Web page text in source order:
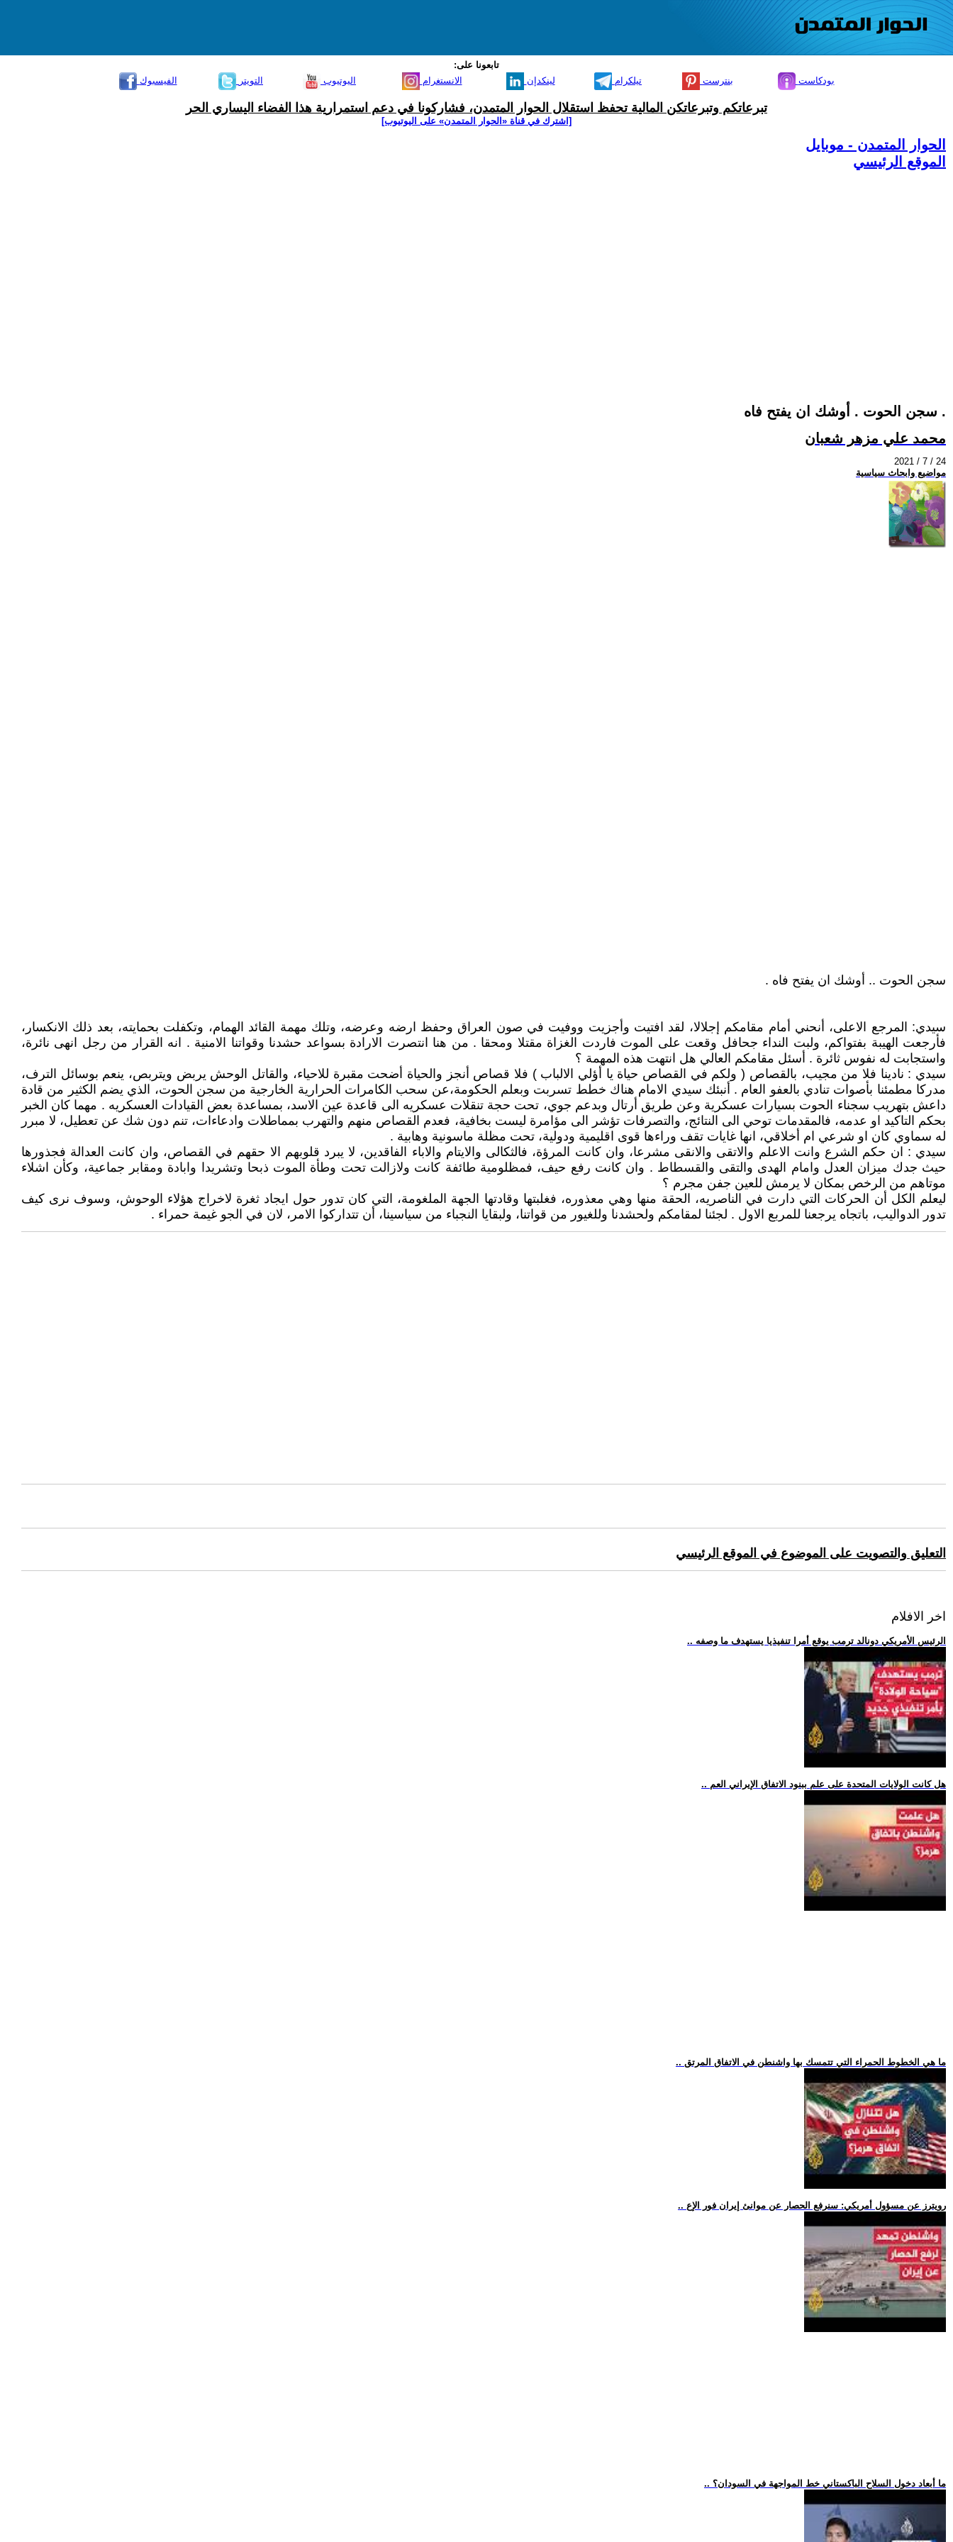
تابعونا على:
الفيسبوك
التويتر اليوتيوب الانستغرام لينكدإن تيلكرام بنترست بودكاست
تبرعاتكم وتبرعاتكن المالية تحفظ استقلال الحوار المتمدن، فشاركونا في دعم استمرارية هذا الفضاء اليساري الحر
[اشترك في قناة ‫«الحوار المتمدن» على اليوتيوب]
الحوار المتمدن - موبايل
الموقع الرئيسي
سجن الحوت . أوشك ان يفتح فاه .
محمد علي مزهر شعبان
2021 / 7 / 24
مواضيع وابحاث سياسية
سجن الحوت .. أوشك ان يفتح فاه .
سيدي: المرجع الاعلى، أنحني أمام مقامكم إجلالا، لقد افتيت وأجزيت ووفيت في صون العراق وحفظ ارضه وعرضه، وتلك مهمة القائد الهمام، وتكفلت بحمايته، بعد ذلك الانكسار،
فأرجعت الهيبة بفتواكم، ولبت النداء جحافل وقعت على الموت فاردت الغزاة مقتلا ومحقا . من هنا انتصرت الارادة بسواعد حشدنا وقواتنا الامنية . انه القرار من رجل انهى نائرة،
واستجابت له نفوس ثائرة . أسئل مقامكم العالي هل انتهت هذه المهمة ؟
سيدي : نادينا فلا من مجيب، بالقصاص ( ولكم في القصاص حياة يا أؤلي الالباب ) فلا قصاص أنجز والحياة أضحت مقبرة للاحياء، والقاتل الوحش يربض ويتربص، ينعم بوسائل الترف،
مدركا مطمئنا بأصوات تنادي بالعفو العام . أنبئك سيدي الامام هناك خطط تسربت وبعلم الحكومة،عن سحب الكامرات الحرارية الخارجية من سجن الحوت، الذي يضم الكثير من قادة
داعش بتهريب سجناء الحوت بسيارات عسكرية وعن طريق أرتال وبدعم جوي، تحت حجة تنقلات عسكريه الى قاعدة عين الاسد، بمساعدة بعض القيادات العسكريه . مهما كان الخبر
بحكم التاكيد او عدمه، فالمقدمات توحي الى النتائج، والتصرفات تؤشر الى مؤامرة ليست بخافية، فعدم القصاص منهم والتهرب بمماطلات وادعاءات، تنم دون شك عن تعطيل، لا مبرر
له سماوي كان او شرعي ام أخلاقي، انها غايات تقف وراءها قوى اقليمية ودولية، تحت مظلة ماسونية وهابية .
‏سيدي : ان حكم الشرع وانت الاعلم والاتقى والانقى مشرعا، وان كانت المرؤة، فالثكالى والايتام والاباء الفاقدين، لا يبرد قلوبهم الا حقهم في القصاص، وان كانت العدالة فجذورها
حيث جدك ميزان العدل وامام الهدى والتقى والقسطاط . وان كانت رفع حيف، فمظلومية طائفة كانت ولازالت تحت وطأة الموت ذبحا وتشريدا وابادة ومقابر جماعية، وكأن اشلاء
موتاهم من الرخص بمكان لا يرمش للعين جفن مجرم ؟
ليعلم الكل أن الحركات التي دارت في الناصريه، الحقة منها وهي معذوره، فغلبتها وقادتها الجهة الملغومة، التي كان تدور حول ايجاد ثغرة لاخراج هؤلاء الوحوش، وسوف نرى كيف
تدور الدواليب، باتجاه يرجعنا للمربع الاول . لجئنا لمقامكم ولحشدنا وللغيور من قواتنا، ولبقايا النجباء من سياسينا، أن تتداركوا الامر، لان في الجو غيمة حمراء .
التعليق والتصويت على الموضوع في الموقع الرئيسي
اخر الافلام
.. الرئيس الأمريكي دونالد ترمب يوقع أمرا تنفيذيا يستهدف ما وصفه
.. هل كانت الولايات المتحدة على علم ببنود الاتفاق الإيراني العم
.. ما هي الخطوط الحمراء التي تتمسك بها واشنطن في الاتفاق المرتق
.. رويترز عن مسؤول أمريكي: سنرفع الحصار عن موانئ إيران فور الإع
.. ما أبعاد دخول السلاح الباكستاني خط المواجهة في السودان؟